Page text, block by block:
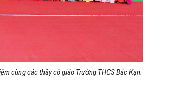
cùng các thầy cô giáo Trường THCS Bắc Kạn.